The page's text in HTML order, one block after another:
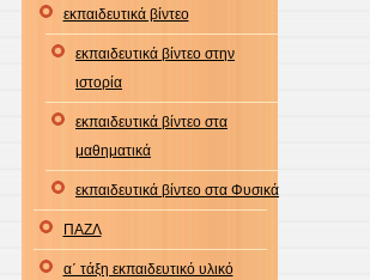
εκπαιδευτικά βίντεο
εκπαιδευτικά βίντεο στην
ιστορία
εκπαιδευτικά βίντεο στα
μαθηματικά
εκπαιδευτικά βίντεο στα Φυσικά
ΠΑΖΛ
α΄ τάξη εκπαιδευτικό υλικό